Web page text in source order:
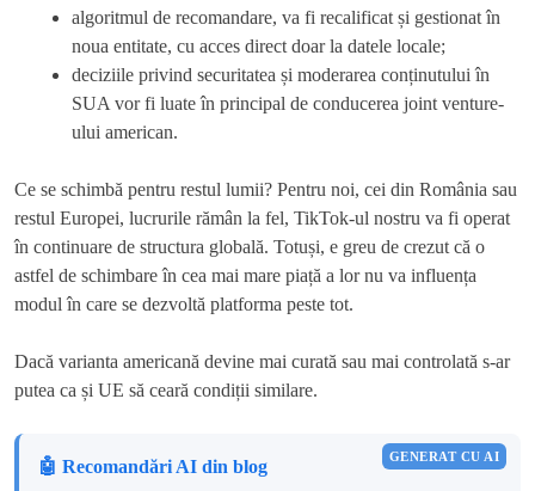
algoritmul de recomandare, va fi recalificat și gestionat în
noua entitate, cu acces direct doar la datele locale;
deciziile privind securitatea și moderarea conținutului în
SUA vor fi luate în principal de conducerea joint venture-
ului american.
Ce se schimbă pentru restul lumii? Pentru noi, cei din România sau
restul Europei, lucrurile rămân la fel, TikTok-ul nostru va fi operat
în continuare de structura globală. Totuși, e greu de crezut că o
astfel de schimbare în cea mai mare piață a lor nu va influența
modul în care se dezvoltă platforma peste tot.
Dacă varianta americană devine mai curată sau mai controlată s-ar
putea ca și UE să ceară condiții similare.
GENERAT CU AI
🤖 Recomandări AI din blog